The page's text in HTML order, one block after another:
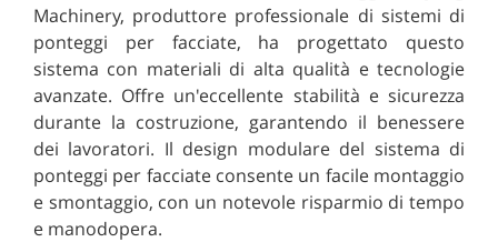
Machinery, produttore professionale di sistemi di
ponteggi per facciate, ha progettato questo
sistema con materiali di alta qualità e tecnologie
avanzate. Offre un'eccellente stabilità e sicurezza
durante la costruzione, garantendo il benessere
dei lavoratori. Il design modulare del sistema di
ponteggi per facciate consente un facile montaggio
e smontaggio, con un notevole risparmio di tempo
e manodopera.